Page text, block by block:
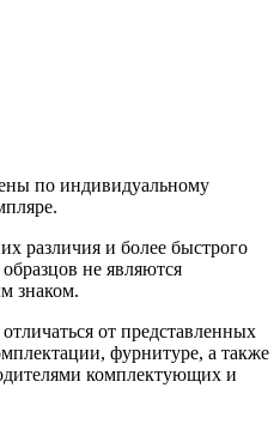
по индивидуальному
различия и более быстрого
не являются
знаком.
от представленных
фурнитуре, а также
комплектующих и